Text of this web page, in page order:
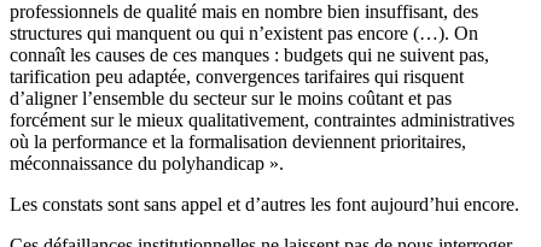
professionnels de qualité mais en nombre bien insuffisant, des
structures qui manquent ou qui n’existent pas encore (…). On
connaît les causes de ces manques : budgets qui ne suivent pas,
tarification peu adaptée, convergences tarifaires qui risquent
d’aligner l’ensemble du secteur sur le moins coûtant et pas
forcément sur le mieux qualitativement, contraintes administratives
où la performance et la formalisation deviennent prioritaires,
méconnaissance du polyhandicap ».
Les constats sont sans appel et d’autres les font aujourd’hui encore.